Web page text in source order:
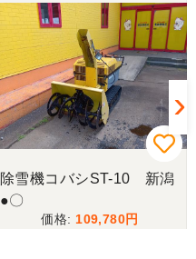
除雪機コバシST-10 新潟
●〇
109,780